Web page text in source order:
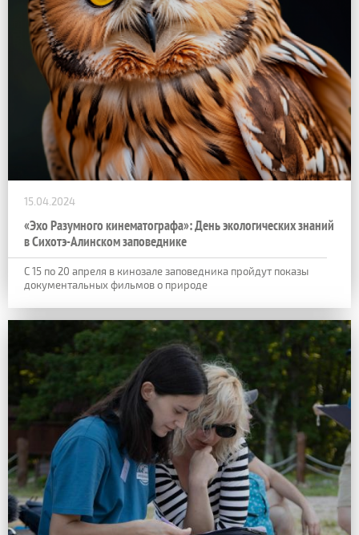
15.04.2024
«Эхо Разумного кинематографа»: День экологических знаний
в Сихотэ-Алинском заповеднике
С 15 по 20 апреля в кинозале заповедника пройдут показы
документальных фильмов о природе